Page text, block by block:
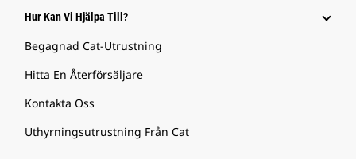
Hur Kan Vi Hjälpa Till?
Begagnad Cat-Utrustning
Hitta En Återförsäljare
Kontakta Oss
Uthyrningsutrustning Från Cat